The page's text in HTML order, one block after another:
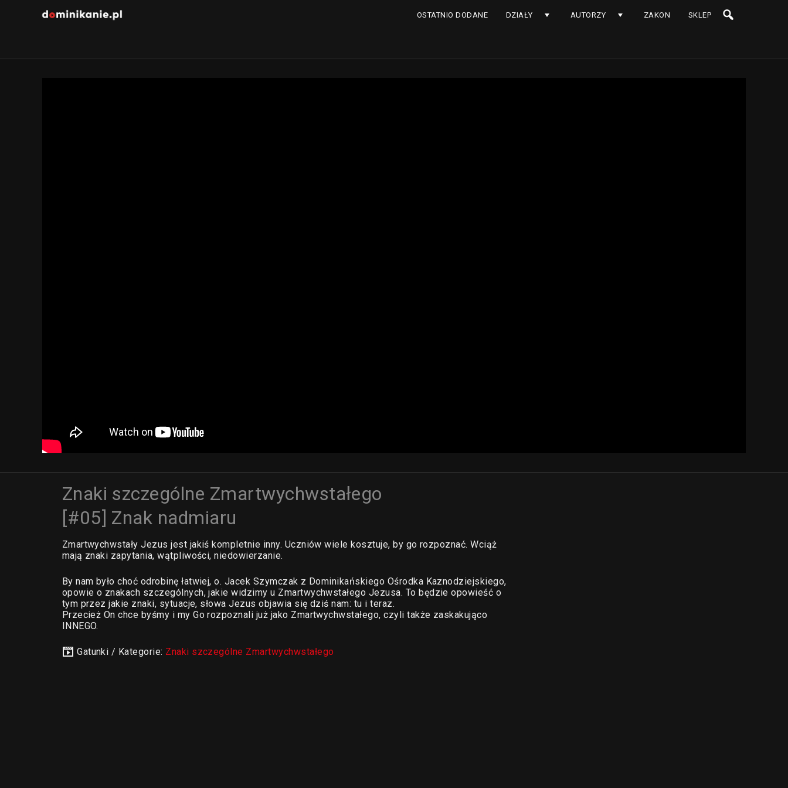
OSTATNIO DODANE DZIAŁY AUTORZY ZAKON SKLEP
Znaki szczególne Zmartwychwstałego
[#05] Znak nadmiaru
Zmartwychwstały Jezus jest jakiś kompletnie inny. Uczniów wiele kosztuje, by go rozpoznać. Wciąż
mają znaki zapytania, wątpliwości, niedowierzanie.
By nam było choć odrobinę łatwiej, o. Jacek Szymczak z Dominikańskiego Ośrodka Kaznodziejskiego,
opowie o znakach szczególnych, jakie widzimy u Zmartwychwstałego Jezusa. To będzie opowieść o
tym przez jakie znaki, sytuacje, słowa Jezus objawia się dziś nam: tu i teraz.
Przecież On chce byśmy i my Go rozpoznali już jako Zmartwychwstałego, czyli także zaskakująco
INNEGO.
Gatunki / Kategorie: Znaki szczególne Zmartwychwstałego